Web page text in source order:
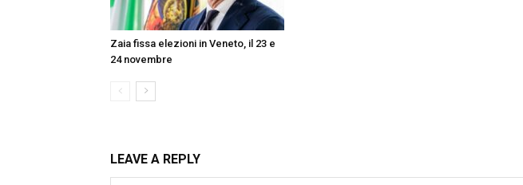
Zaia fissa elezioni in Veneto, il 23 e
24 novembre
LEAVE A REPLY